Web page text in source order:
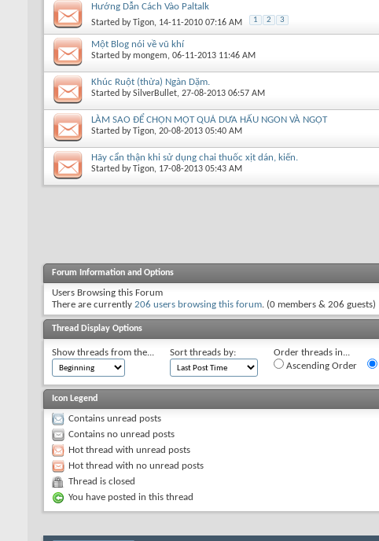
Hướng Dẫn Cách Vào Paltalk
Started byTigon, 14-11-2010 07:16 AM 1 2 3
Một Blog nói về vũ khí
Started bymongem, 06-11-2013 11:46 AM
Khúc Ruột (thừa) Ngàn Dặm.
Started bySilverBullet, 27-08-2013 06:57 AM
LÀM SAO ĐỂ CHỌN MỘT QUẢ DƯA HẤU NGON VÀ NGỌT
Started byTigon, 20-08-2013 05:40 AM
Hãy cẩn thận khi sử dụng chai t h uố c xịt dán, kiến.
Started byTigon, 17-08-2013 05:43 AM
Forum Information and Options
Users Browsing this Forum
There are currently 206 users browsing this forum. (0 members & 206 guests)
Thread Display Options
Show threads from the... Sort threads by:
Order threads in...
Ascending Order
Icon Legend
Contains unread posts
Contains no unread posts
Hot thread with unread posts
Hot thread with no unread posts
Thread is closed
You have posted in this thread